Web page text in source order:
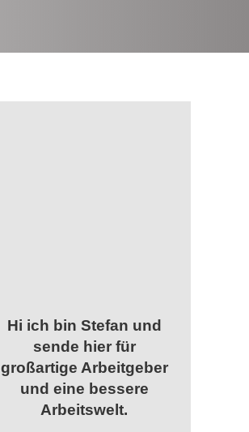
Hi ich bin Stefan und
sende hier für
großartige Arbeitgeber
und eine bessere
Arbeitswelt.